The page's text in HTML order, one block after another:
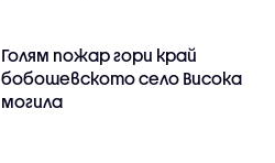
Голям пожар гори край
бобошевското село Висока
могила